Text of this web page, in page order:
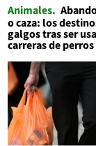
Animales
o caza: los
galgos tras ser
carreras de perros